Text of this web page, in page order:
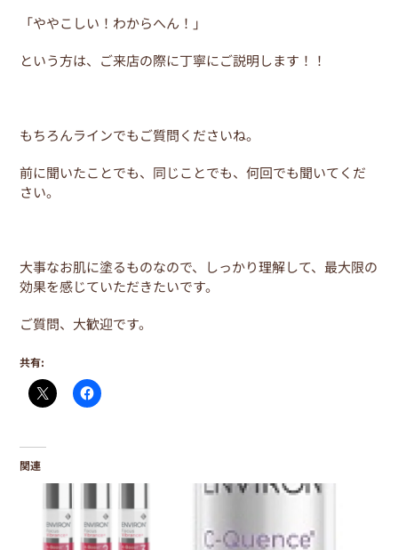
「ややこしい！わからへん！」
という方は、ご来店の際に丁寧にご説明します！！
もちろんラインでもご質問くださいね。
前に聞いたことでも、同じことでも、何回でも聞いてくだ
さい。
大事なお肌に塗るものなので、しっかり理解して、最大限の
効果を感じていただきたいです。
ご質問、大歓迎です。
共有:
関連